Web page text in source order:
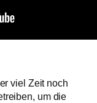
viel Zeit noch
um die